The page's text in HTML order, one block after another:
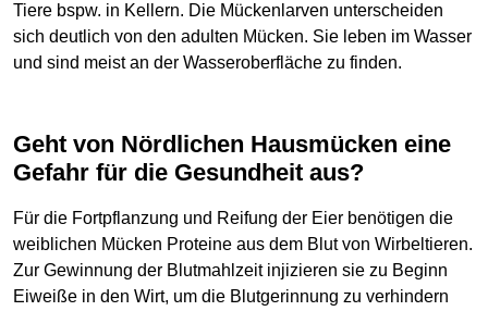
Tiere bspw. in Kellern. Die Mückenlarven unterscheiden
sich deutlich von den adulten Mücken. Sie leben im Wasser
und sind meist an der Wasseroberfläche zu finden.
Geht von Nördlichen Hausmücken eine
Gefahr für die Gesundheit aus?
Für die Fortpflanzung und Reifung der Eier benötigen die
weiblichen Mücken Proteine aus dem Blut von Wirbeltieren.
Zur Gewinnung der Blutmahlzeit injizieren sie zu Beginn
Eiweiße in den Wirt, um die Blutgerinnung zu verhindern